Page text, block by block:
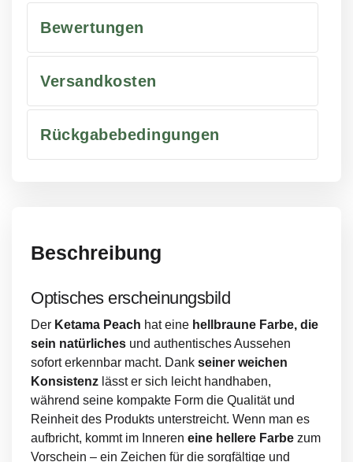
Bewertungen
Versandkosten
Rückgabebedingungen
Beschreibung
Optisches erscheinungsbild
Der Ketama Peach hat eine hellbraune Farbe, die
sein natürliches und authentisches Aussehen
sofort erkennbar macht. Dank seiner weichen
Konsistenz lässt er sich leicht handhaben,
während seine kompakte Form die Qualität und
Reinheit des Produkts unterstreicht. Wenn man es
aufbricht, kommt im Inneren eine hellere Farbe zum
Vorschein – ein Zeichen für die sorgfältige und